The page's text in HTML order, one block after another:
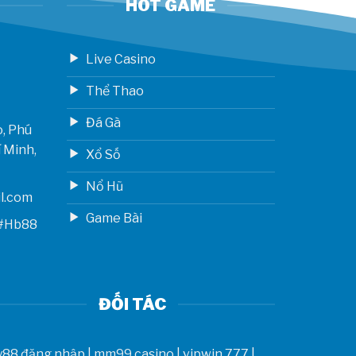
Phú
Minh,
HOT GAME
Live Casino
Thể Thao
Đá Gà
Xổ Số
Nổ Hũ
Game Bài
ĐỐI TÁC